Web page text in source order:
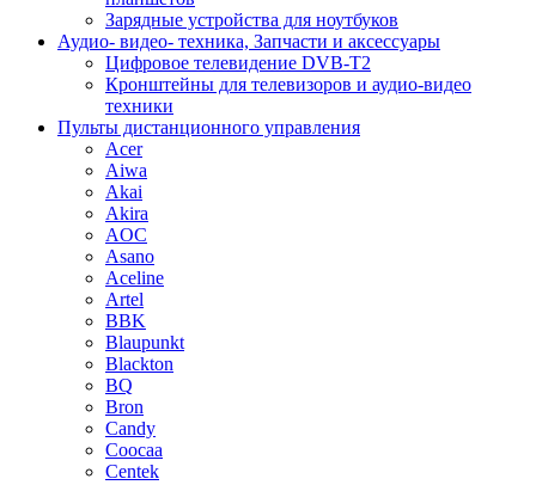
Зарядные устройства для ноутбуков
Аудио- видео- техника, Запчасти и аксессуары
Цифровое телевидение DVB-T2
Кронштейны для телевизоров и аудио-видео
техники
Пульты дистанционного управления
Acer
Aiwa
Akai
Akira
AOC
Asano
Aceline
Artel
BBK
Blaupunkt
Blackton
BQ
Bron
Candy
Coocaa
Centek